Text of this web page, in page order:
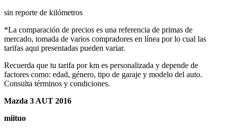
sin reporte de kilómetros
*La comparación de precios es una referencia de primas de
mercado, tomada de varios compradores en línea por lo cual las
tarifas aqui presentadas pueden variar.
Recuerda que tu tarifa por km es personalizada y depende de
factores como: edad, género, tipo de garaje y modelo del auto.
Consulta términos y condiciones.
Mazda 3 AUT 2016
miituo